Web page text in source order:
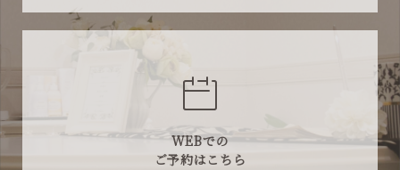
WEBでの
ご予約はこちら